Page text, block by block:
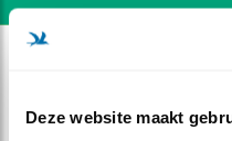
Deze website maakt